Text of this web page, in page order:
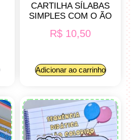
CARTILHA SÍLABAS
SIMPLES COM O ÃO
R$ 10,50
Adicionar ao carrinho